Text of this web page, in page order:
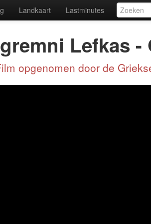
Landkaart Lastminutes
Lefkas -
opgenomen door de